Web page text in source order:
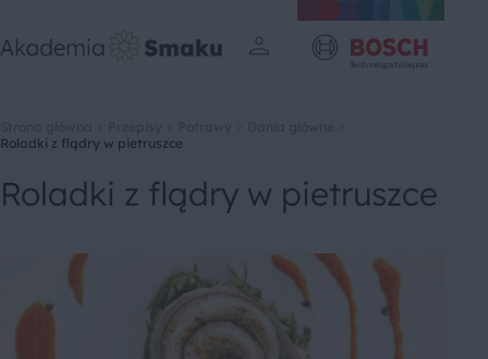
Roladki z flądry w pietruszce
Roladki z flądry w pietruszce